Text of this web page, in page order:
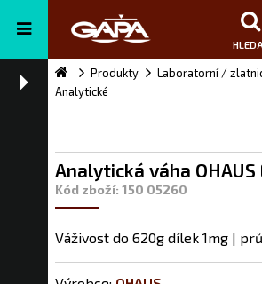
Produkty
Laboratorní /
Analytické
Analytická váha OHAUS
Kód zboží: 150 05260
Váživost do 620g dílek 1mg |